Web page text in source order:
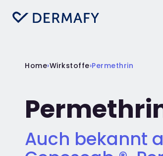
Home›Wirkstoffe›Permethrin
Auch bekannt